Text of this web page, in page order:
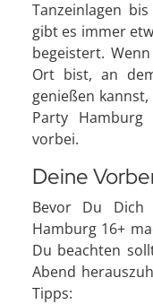
Tanzeinlagen
gibt es immer
begeistert.
Ort bist, an
genießen
Party
vorbei.
Deine
Bevor Du
Hamburg 16+
Du beachten
Abend
Tipps: